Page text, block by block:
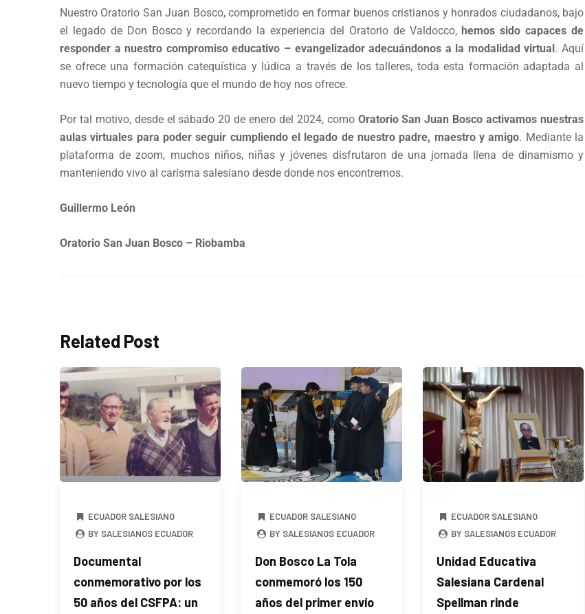
Nuestro Oratorio San Juan Bosco, comprometido en formar buenos cristianos y honrados ciudadanos, bajo
el legado de Don Bosco y recordando la experiencia del Oratorio de Valdocco,hemos sido capaces de
responder a nuestro compromiso educativo – evangelizador adecuándonos a la modalidad virtual. Aquí
se ofrece una formación catequística y lúdica a través de los talleres, toda esta formación adaptada al
nuevo tiempo y tecnología que el mundo de hoy nos ofrece.
Por tal motivo, desde el sábado 20 de enero del 2024, como Oratorio San Juan Bosco activamos nuestras
aulas virtuales para poder seguir cumpliendo el legado de nuestro padre, maestro y amigo. Mediante la
plataforma de zoom, muchos niños, niñas y jóvenes disfrutaron de una jornada llena de dinamismo y
manteniendo vivo al carisma salesiano desde donde nos encontremos.
Guillermo León
Oratorio San Juan Bosco – Riobamba
Related Post
ECUADOR SALESIANO
BY SALESIANOS ECUADOR
Documental
conmemorativo por los
50 años del CSFPA: un
ECUADOR SALESIANO
BY SALESIANOS ECUADOR
Don Bosco La Tola
conmemoró los 150
años del primer envío
ECUADOR SALESIANO
BY SALESIANOS ECUADOR
Unidad Educativa
Salesiana Cardenal
Spellman rinde